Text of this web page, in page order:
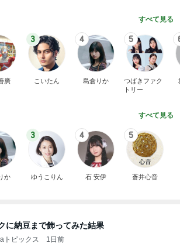
すべて見る
廣
3
こいたん
4
島倉りか
5
つばきファク
トリー
すべて見る
か
3
ゆうこりん
4
石 安伊
5
蒼井心音
に納豆まで飾ってみた結果
トピックス 1日前